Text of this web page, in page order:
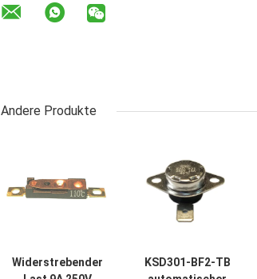
Andere Produkte
Widerstrebender
KSD301-BF2-TB